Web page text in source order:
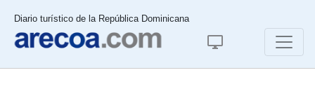
Diario turístico de la República Dominicana